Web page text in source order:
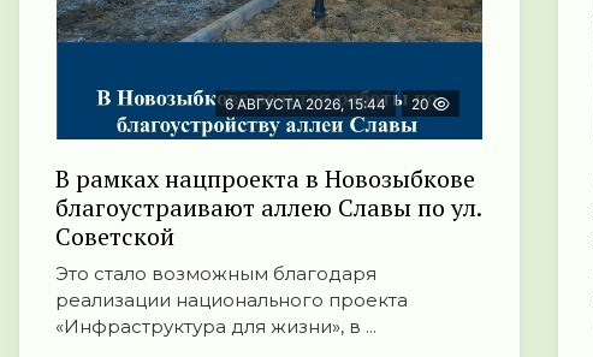
6 АВГУСТА 2026, 15:44 20
В рамках нацпроекта в Новозыбкове
благоустраивают аллею Славы по ул.
Советской
Это стало возможным благодаря
реализации национального проекта
«Инфраструктура для жизни», в ...